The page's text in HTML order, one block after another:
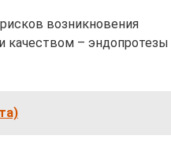
возникновения
качеством – эндопротезы